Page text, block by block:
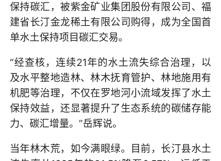
保持碳汇，被紫金矿业集团股份有限公司、福
建省长汀金龙稀土有限公司购得，成为全国首
单水土保持项目碳汇交易。
“经查核，连续21年的水土流失综合治理，以
及水平整地造林、林木抚育管护、林地施用有
机肥等治理，不仅在罗地河小流域发挥了水土
保持效益，还显著提升了生态系统的碳储存能
力、碳汇增量。”岳辉说。
当年林木荒，如今满眼绿。目前，长汀县水土